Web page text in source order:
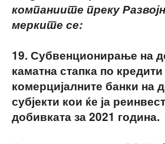
компаниите преку
мерките се:
19. Субвенционирање на
каматна стапка по
комерцијалните банки на
субјекти кои ќе ја
добивката за 2021 година.